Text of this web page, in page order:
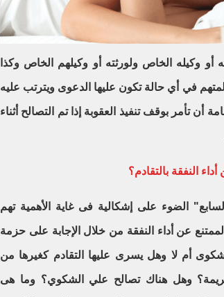
وكيله الخاص ولورثته أو وكيلهم الخاص وكذا
في أي حالة تكون عليها الدعوى ويترتب عليه
أن تأمر بوقف تنفيذ العقوبة إذا تم التصالح أثناء
النفقة بالتقادم؟
الضوء على إشكالية فى غاية الأهمية تهم
عن أداء النفقة من خلال الإجابة على حزمة
أم لا وهل يسرى عليها التقادم كغيرها من
وهل هناك تصالح علي الشكوي؟ وما هى